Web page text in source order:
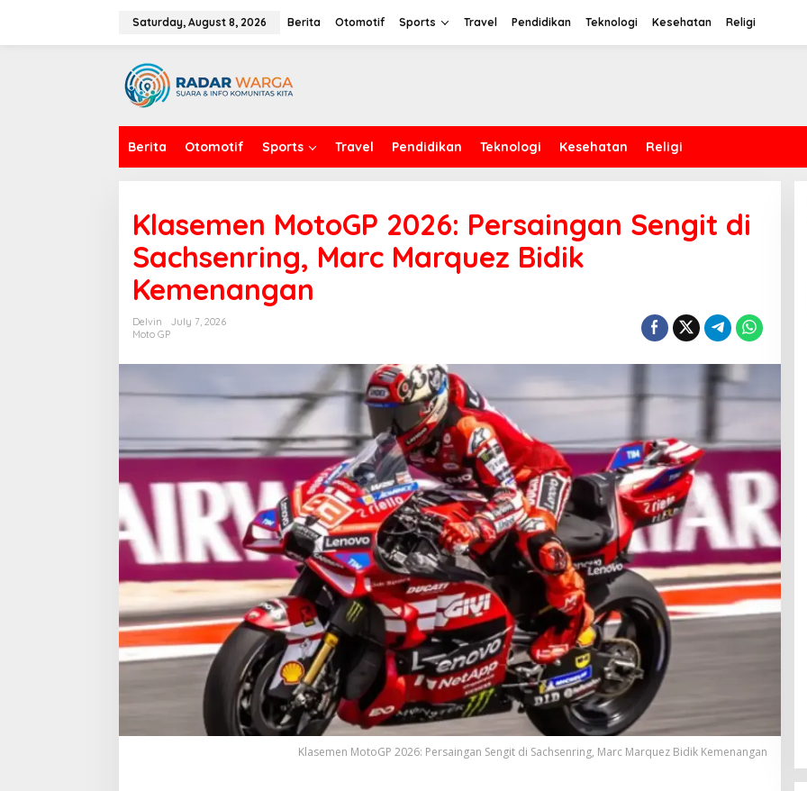
Saturday, August 8, 2026 Berita Otomotif Sports Travel Pendidikan Teknologi Kesehatan Religi
Berita Otomotif Sports Travel Pendidikan Teknologi Kesehatan Religi
Klasemen MotoGP 2026: Persaingan Sengit di
Sachsenring, Marc Marquez Bidik
Kemenangan
Delvin
July 7, 2026
Moto GP
Klasemen MotoGP 2026: Persaingan Sengit di Sachsenring, Marc Marquez Bidik Kemenangan